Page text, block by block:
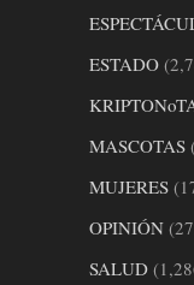
ESTADO
MASCOTAS
MUJERES
OPINIÓN
SALUD